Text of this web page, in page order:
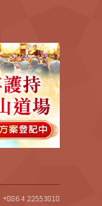
4 22553818